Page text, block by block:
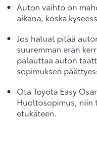
Auton vaihto on
aikana, koska
Jos haluat pitää
suuremman erän
palauttaa auton
sopimuksen
Ota Toyota Easy
Huoltosopimus, niin
etukäteen.